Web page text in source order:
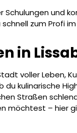
Schulungen und
zum Profi
in
voller Leben,
du kulinarische
Straßen
möchtest – hier